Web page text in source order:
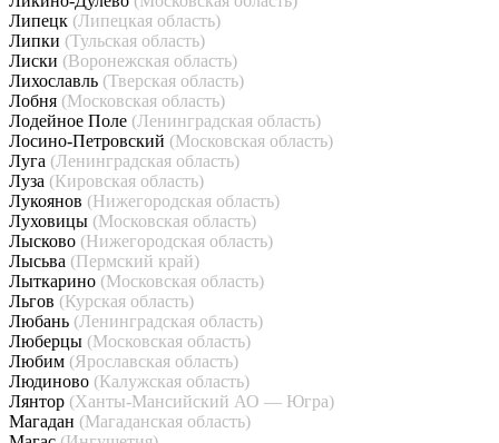
Липецк (Липецкая область)
Липки (Тульская область)
Лиски (Воронежская область)
Лихославль (Тверская область)
Лобня (Московская область)
Лодейное Поле (Ленинградская область)
Лосино-Петровский (Московская область)
Луга (Ленинградская область)
Луза (Кировская область)
Лукоянов (Нижегородская область)
Луховицы (Московская область)
Лысково (Нижегородская область)
Лысьва (Пермский край)
Лыткарино (Московская область)
Льгов (Курская область)
Любань (Ленинградская область)
Люберцы (Московская область)
Любим (Ярославская область)
Людиново (Калужская область)
Лянтор (Ханты-Мансийский АО — Югра)
Магадан (Магаданская область)